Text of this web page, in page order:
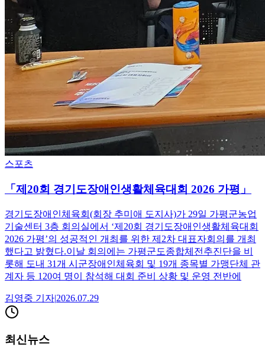
스포츠
「제20회 경기도장애인생활체육대회 2026 가평」
경기도장애인체육회(회장 추미애 도지사)가 29일 가평군농업
기술센터 3층 회의실에서 ‘제20회 경기도장애인생활체육대회
2026 가평’의 성공적인 개최를 위한 제2차 대표자회의를 개최
했다고 밝혔다.이날 회의에는 가평군도종합체전추진단을 비
롯해 도내 31개 시군장애인체육회 및 19개 종목별 가맹단체 관
계자 등 120여 명이 참석해 대회 준비 상황 및 운영 전반에
김영중 기자|2026.07.29
최신뉴스